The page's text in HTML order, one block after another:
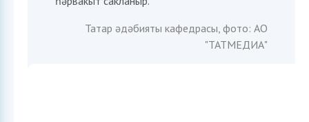
Татар әдәбияты кафедрасы, фото: АО
"ТАТМЕДИА"